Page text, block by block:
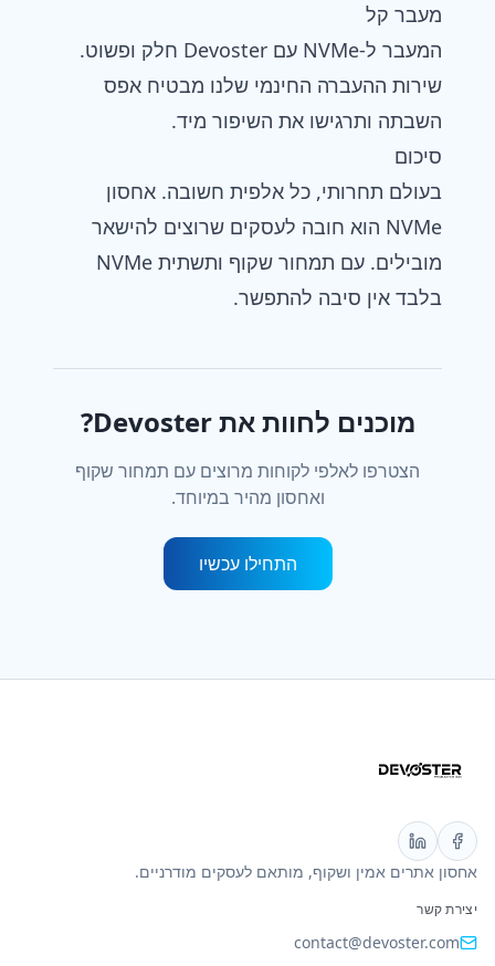
מעבר קל
המעבר ל‑NVMe עם Devoster חלק ופשוט.
שירות ההעברה החינמי שלנו מבטיח אפס
השבתה ותרגישו את השיפור מיד.
סיכום
בעולם תחרותי, כל אלפית חשובה. אחסון
NVMe הוא חובה לעסקים שרוצים להישאר
מובילים. עם תמחור שקוף ותשתית NVMe
בלבד אין סיבה להתפשר.
מוכנים לחוות את Devoster?
הצטרפו לאלפי לקוחות מרוצים עם תמחור שקוף
ואחסון מהיר במיוחד.
התחילו עכשיו
אחסון אתרים אמין ושקוף, מותאם לעסקים מודרניים.
יצירת קשר
contact@devoster.com